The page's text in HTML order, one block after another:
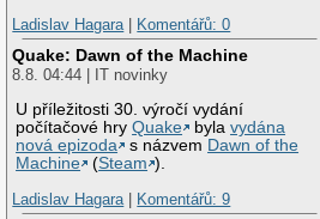
Ladislav Hagara
Komentářů: 0
Quake: Dawn of the Machine
8.8. 04:44 | IT novinky
U příležitosti 30. výročí vydání
počítačové hryQuake bylavydána
nová epizoda
s názvem Dawn of the
Machine
(Steam ).
Ladislav Hagara
Komentářů: 9